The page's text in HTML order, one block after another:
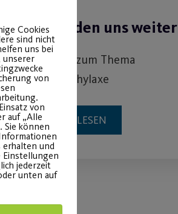
Wir bilden uns weiter
Schulung zum Thema
Sturzprophylaxe
WEITERLESEN
Cookies
sind nicht
uns bei
unserer
von
von
auf „Alle
Sie können
und
Einstellungen
jederzeit
unten auf